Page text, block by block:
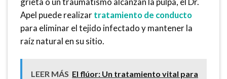
Apel puede realizartratamiento de conducto
para eliminar el tejido infectado y mantener la
raíz natural en su sitio.
LEER MÁS El flúor: Un tratamiento vital para